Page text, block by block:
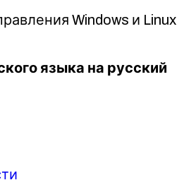
Windows и Linux
языка на русский